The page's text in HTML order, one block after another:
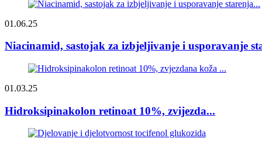
01.06.25
Niacinamid, sastojak za izbjeljivanje i usporavanje
01.03.25
Hidroksipinakolon retinoat 10%, zvijezda...